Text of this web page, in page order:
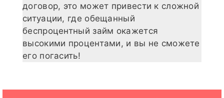
договор, это может привести к сложной
ситуации, где обещанный
беспроцентный займ окажется
высокими процентами, и вы не сможете
его погасить!